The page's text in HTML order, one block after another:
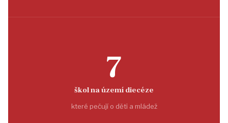
7
škol na území diecéze
které pečují o děti a mládež